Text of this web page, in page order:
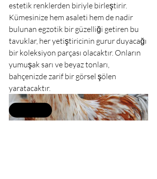
estetik renklerden biriyle birleştirir.
Kümesinize hem asaleti hem de nadir
bulunan egzotik bir güzelliği getiren bu
tavuklar, her yetiştiricinin gurur duyacağı
bir koleksiyon parçası olacaktır. Onların
yumuşak sarı ve beyaz tonları,
bahçenizde zarif bir görsel şölen
yaratacaktır.